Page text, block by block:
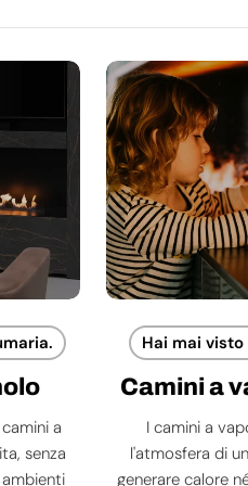
a
senza
Hai mai
Camini a
I camini a
l'atmosfera di
generare calore